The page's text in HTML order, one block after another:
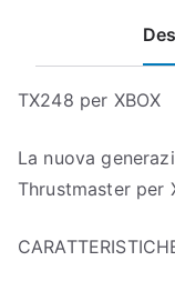
TX248 per XBOX
La nuova
Thrustmaster per